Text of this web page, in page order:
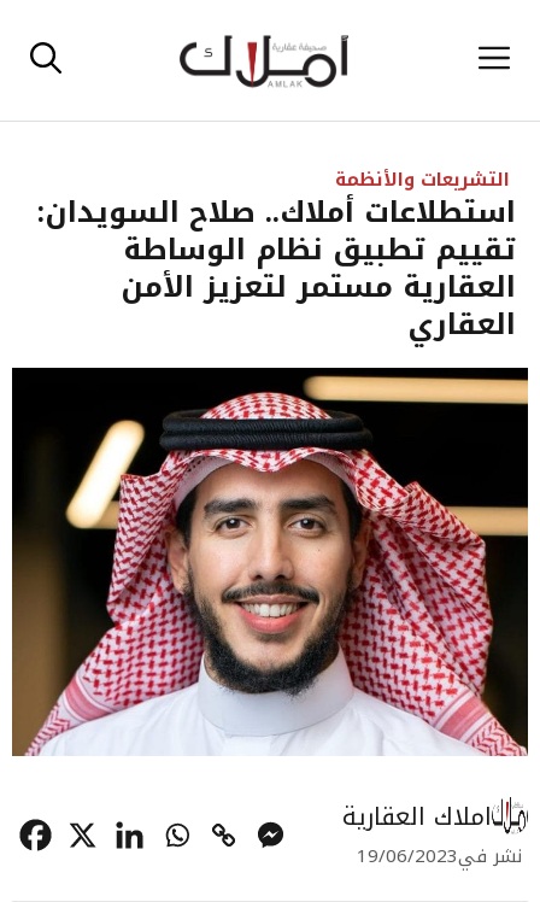
إلى القائمة
التشريعات والأنظمة
استطلاعات أملاك.. صلاح السويدان:
تقييم تطبيق نظام الوساطة
العقارية مستمر لتعزيز الأمن
العقاري
املاك العقارية
نشر في19/06/2023